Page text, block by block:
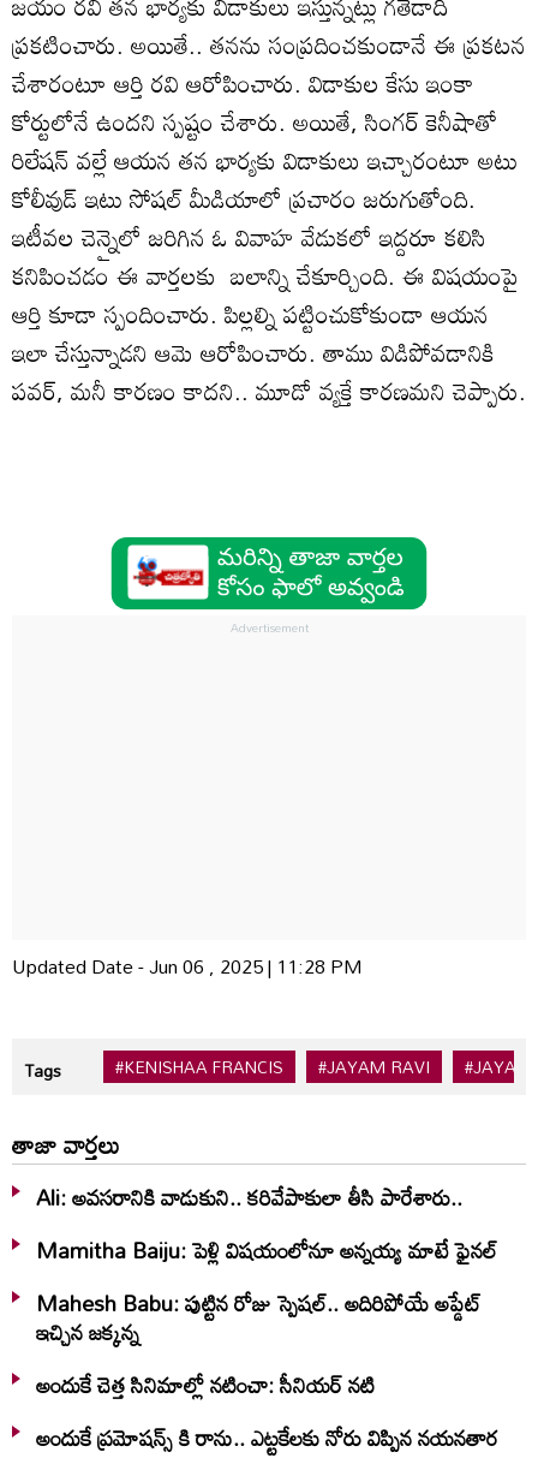
ప్రకటించారు. అయితే.. తనను సంప్రదించకుండానే ఈ ప్రకటన
చేశారంటూ ఆర్తి రవి ఆరోపించారు. విడాకుల కేసు ఇంకా
కోర్టులోనే ఉందని స్పష్టం చేశారు. అయితే, సింగర్‌ కెనీషాతో
రిలేషన్‌ వల్లే ఆయన తన భార్యకు విడాకులు ఇచ్చారంటూ అటు
కోలీవుడ్‌ ఇటు సోషల్‌ మీడియాలో ప్రచారం జరుగుతోంది.
ఇటీవల చెన్నైలో జరిగిన ఓ వివాహ వేడుకలో ఇద్దరూ కలిసి
కనిపించడం ఈ వార్తలకు బలాన్ని చేకూర్చింది. ఈ విషయంపై
ఆర్తి కూడా స్పందించారు. పిల్లల్ని పట్టించుకోకుండా ఆయన
ఇలా చేస్తున్నాడని ఆమె ఆరోపించారు. తాము విడిపోవడానికి
పవర్‌, మనీ కారణం కాదని.. మూడో వ్యక్తే కారణమని చెప్పారు.
Updated Date - Jun 06 , 2025 | 11:28 PM
Tags #KENISHAA FRANCIS #JAYAM RAVI
తాజా వార్తలు
Ali: అవసరానికి వాడుకుని.. కరివేపాకులా తీసి పారేశారు..
Mamitha Baiju: పెళ్లి విషయంలోనూ అన్నయ్య మాటే ఫైనల్‌
Mahesh Babu: పుట్టిన రోజు స్పెషల్.. అదిరిపోయే అప్డేట్
ఇచ్చిన జక్కన్న
అందుకే చెత్త సినిమాల్లో నటించా: సీనియర్ నటి
అందుకే ప్రమోషన్స్ కి రాను.. ఎట్టకేలకు నోరు విప్పిన నయనతార